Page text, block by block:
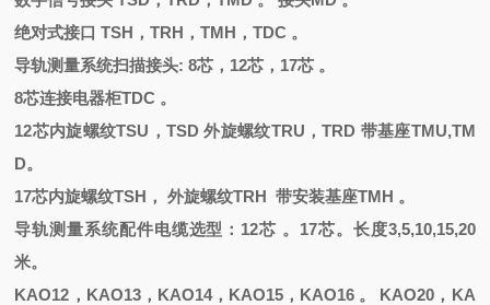
绝对式接口 TSH，TRH，TMH，TDC 。
导轨测量系统扫描接头: 8芯，12芯，17芯 。
8芯连接电器柜TDC 。
12芯内旋螺纹TSU，TSD 外旋螺纹TRU，TRD 带基座TMU,TM
D。
17芯内旋螺纹TSH， 外旋螺纹TRH 带安装基座TMH 。
导轨测量系统配件电缆选型： 12芯 。17芯。长度3,5,10,15,20
米。
KAO12，KAO13，KAO14，KAO15，KAO16 。 KAO20，KA